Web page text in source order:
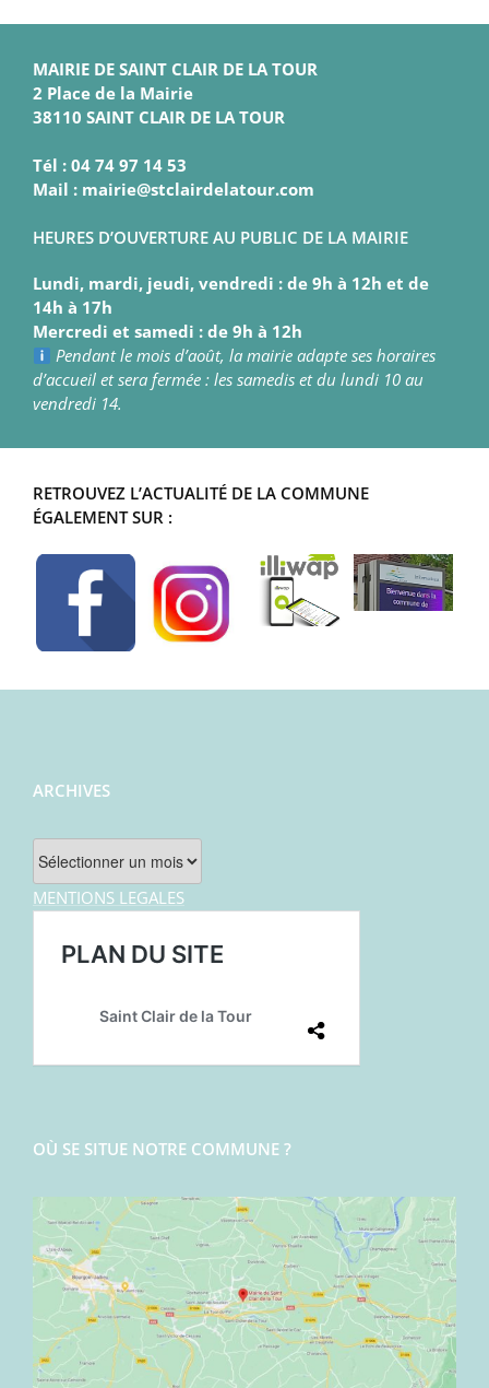
MAIRIE DE SAINT CLAIR DE LA TOUR
2 Place de la Mairie
38110 SAINT CLAIR DE LA TOUR
Tél : 04 74 97 14 53
Mail : mairie@stclairdelatour.com
HEURES D’OUVERTURE AU PUBLIC DE LA MAIRIE
Lundi, mardi, jeudi, vendredi : de 9h à 12h et de
14h à 17h
Mercredi et samedi : de 9h à 12h
Pendant le mois d’août, la mairie adapte ses horaires
d’accueil et sera fermée : les samedis et du lundi 10 au
vendredi 14.
RETROUVEZ L’ACTUALITÉ DE LA COMMUNE
ÉGALEMENT SUR :
ARCHIVES
Archives
MENTIONS LEGALES
OÙ SE SITUE NOTRE COMMUNE ?